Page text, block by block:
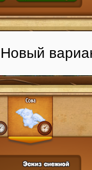
Новый